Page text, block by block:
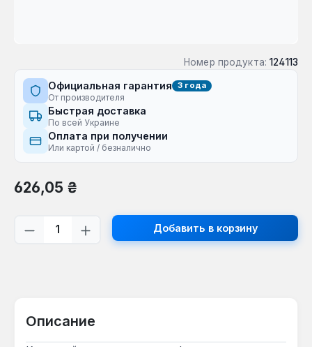
Номер продукта: 124113
Официальная гарантия 3 года
От производителя
Быстрая доставка
По всей Украине
Оплата при получении
Или картой / безналично
Обычная цена:
626,05 ₴
Количество продукта: введите
Добавить в корзину
Описание